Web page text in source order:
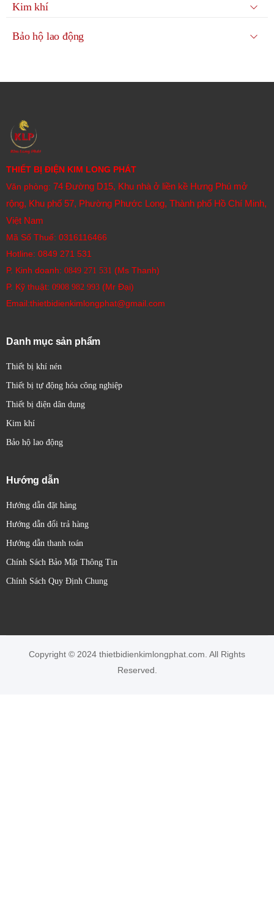
Kim khí
Bảo hộ lao động
THIẾT BỊ ĐIỆN KIM LONG PHÁT
Văn phòng: 74 Đường D15, Khu nhà ở liền kề Hưng Phú mở
rộng, Khu phố 57, Phường Phước Long, Thành phố Hồ Chí Minh,
Việt Nam
Mã Số Thuế: 0316116466
Hotline: 0849 271 531
P. Kinh doanh: 0849 271 531 (Ms Thanh)
P. Kỹ thuật: 0908 982 993​ (Mr Đại)
Email:thietbidienkimlongphat@gmail.com
Danh mục sản phẩm
Thiết bị khí nén
Thiết bị tự động hóa công nghiệp
Thiết bị điện dân dụng
Kim khí
Bảo hộ lao động
Hướng dẫn
Hướng dẫn đặt hàng
Hướng dẫn đổi trả hàng
Hướng dẫn thanh toán
Chính Sách Bảo Mật Thông Tin
Chính Sách Quy Định Chung
Copyright © 2024 thietbidienkimlongphat.com. All Rights
Reserved.